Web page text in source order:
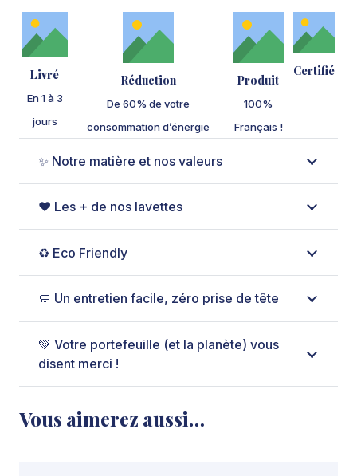
Livré
En 1 à 3
jours
Réduction
De 60% de votre
consommation d’énergie
Produit
100%
Français !
Certifié
✨ Notre matière et nos valeurs
❤️ Les + de nos lavettes
♻️ Eco Friendly
🧼 Un entretien facile, zéro prise de tête
💚 Votre portefeuille (et la planète) vous
disent merci !
Vous aimerez aussi…